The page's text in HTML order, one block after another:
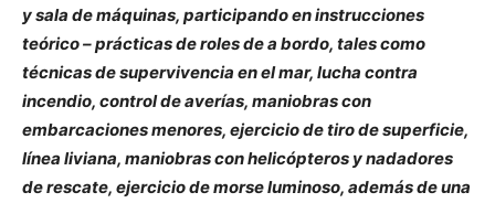
y sala de máquinas, participando en instrucciones
teórico – prácticas de roles de a bordo, tales como
técnicas de supervivencia en el mar, lucha contra
incendio, control de averías, maniobras con
embarcaciones menores, ejercicio de tiro de superficie,
línea liviana, maniobras con helicópteros y nadadores
de rescate, ejercicio de morse luminoso, además de una